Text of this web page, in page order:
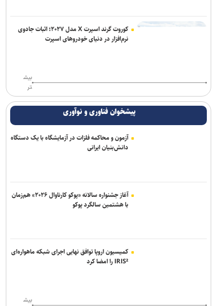
کوروت گرند اسپرت X مدل ۲۰۲۷؛ اثبات جادوی
نرم‌افزار در دنیای خودروهای اسپرت
بیش
تر
پیشخوان فناوری و نوآوری
آزمون و محاکمه فلزات در آزمایشگاه با یک دستگاه
دانش‌بنیان ایرانی
آغاز جشنواره سالانه «پوکو کارناوال ۲۰۲۶» هم‌زمان
با هشتمین سالگرد پوکو
کمیسیون اروپا توافق نهایی اجرای شبکه ماهواره‌ای
IRIS² را امضا کرد
بیش